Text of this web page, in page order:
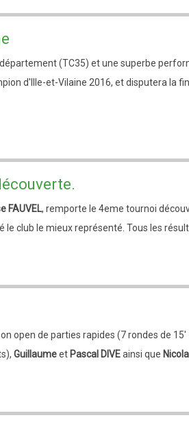
(TC35) et une superbe
d'Ille-et-Vilaine 2016, et disputera la
FAUVEL, remporte le 4eme tournoi
le club le mieux représenté. Tous les
open de parties rapides (7 rondes de
Guillaumeet Pascal DIVEainsi que